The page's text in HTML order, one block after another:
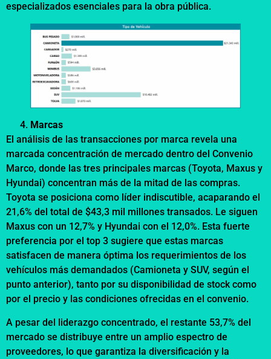
especializados esenciales para la obra pública.
Marcas
El análisis de las transacciones por marca revela una
marcada concentración de mercado dentro del Convenio
Marco, donde las tres principales marcas (Toyota, Maxus y
Hyundai) concentran más de la mitad de las compras.
Toyota se posiciona como líder indiscutible, acaparando el
21,6% del total de $43,3 mil millones transados. Le siguen
Maxus con un 12,7% y Hyundai con el 12,0%. Esta fuerte
preferencia por el top 3 sugiere que estas marcas
satisfacen de manera óptima los requerimientos de los
vehículos más demandados (Camioneta y SUV, según el
punto anterior), tanto por su disponibilidad de stock como
por el precio y las condiciones ofrecidas en el convenio.
A pesar del liderazgo concentrado, el restante 53,7% del
mercado se distribuye entre un amplio espectro de
proveedores, lo que garantiza la diversificación y la